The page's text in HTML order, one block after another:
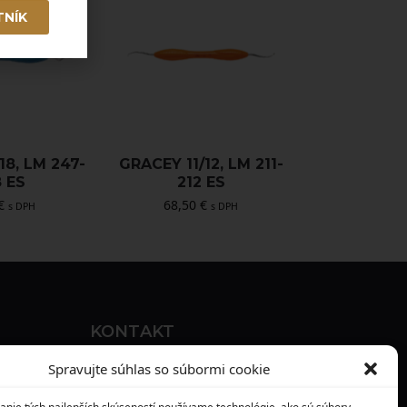
Spravujte súhlas so súbormi cookie
LM 247-
ES
s DPH
GRACEY 11/12, LM 211-
212 ES
68,50€ s DPH
KONTAKT
MAXILO DENTAL, s. r. o.